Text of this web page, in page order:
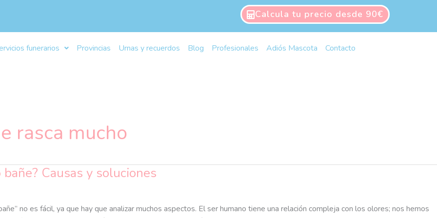
Calcula tu precio desde 90€
funerarios Provincias Urnas y recuerdos Blog Profesionales Adiós Mascota Contacto
rasca mucho
Causas y soluciones
no es fácil, ya que hay que analizar muchos aspectos. El ser humano tiene una relación compleja con los olores; nos hemos